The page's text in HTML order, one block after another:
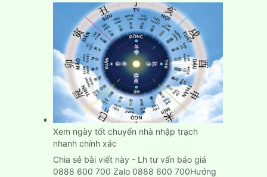
Chuyển
Nhà,
Dọn
Trọ
Trọn
Giá
Rẻ
Tại
Bình
Dương
Xem ngày tốt chuyển nhà nhập trạch
nhanh chính xác
Chia sẻ bài viết này - Lh tư vấn báo giá
0888 600 700 Zalo 0888 600 700Hướng